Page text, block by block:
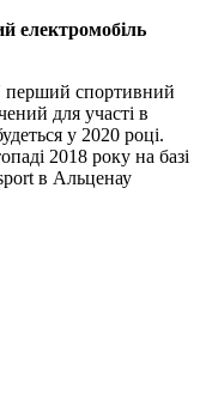
електромобіль
перший спортивний
для участі в
у 2020 році.
2018 року на базі
в Альценау